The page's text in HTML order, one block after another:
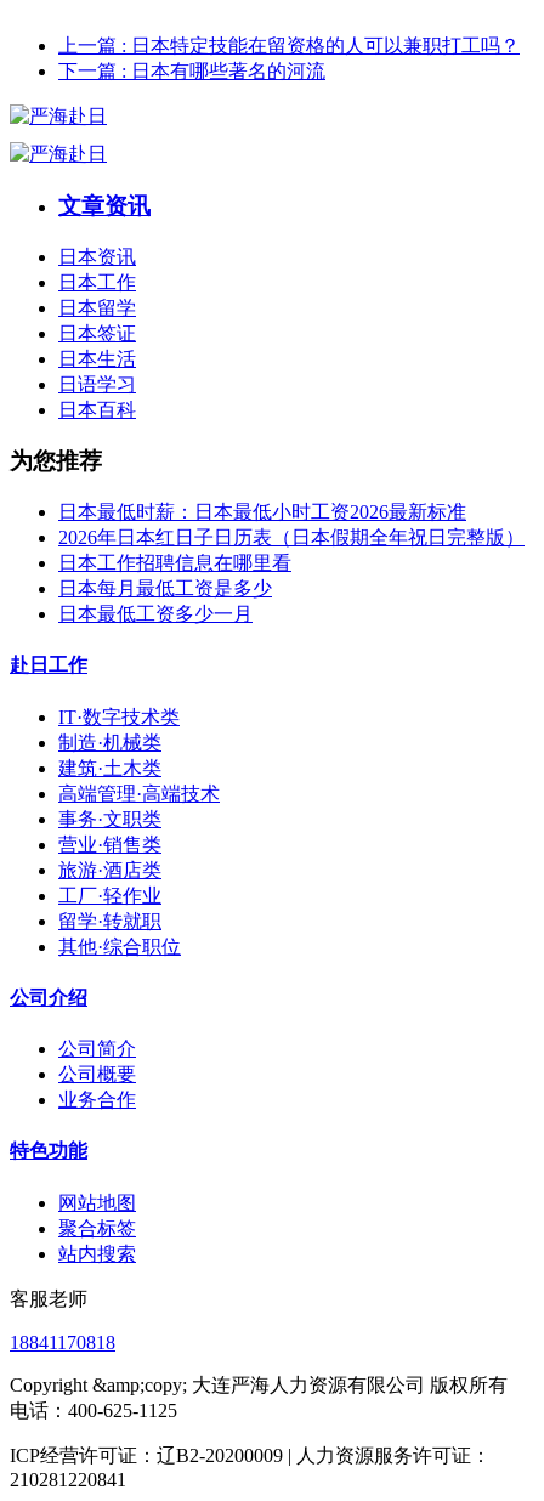
上一篇 : 日本特定技能在留资格的人可以兼职打工吗？
下一篇 : 日本有哪些著名的河流
文章资讯
日本资讯
日本工作
日本留学
日本签证
日本生活
日语学习
日本百科
为您推荐
日本最低时薪：日本最低小时工资2026最新标准
2026年日本红日子日历表（日本假期全年祝日完整版）
日本工作招聘信息在哪里看
日本每月最低工资是多少
日本最低工资多少一月
赴日工作
IT·数字技术类
制造·机械类
建筑·土木类
高端管理·高端技术
事务·文职类
营业·销售类
旅游·酒店类
工厂·轻作业
留学·转就职
其他·综合职位
公司介绍
公司简介
公司概要
业务合作
特色功能
网站地图
聚合标签
站内搜索
客服老师
18841170818
Copyright &amp;copy; 大连严海人力资源有限公司 版权所有
电话：400-625-1125
ICP经营许可证：辽B2-20200009 | 人力资源服务许可证：
210281220841